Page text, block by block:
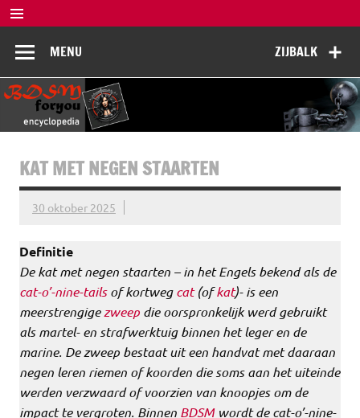
Doorgaan
naar
inhoud
BDSM
Encyclopedia
ZIJBALK
MENU
KAT MET NEGEN STAARTEN
30 oktober 2025
Definitie
De kat met negen staarten – in het Engels bekend als de
cat-o’-nine-tailsof kortwegcat(ofkat)- is een
meerstrengigezweep die oorspronkelijk werd gebruikt
als martel- en strafwerktuig binnen het leger en de
marine. De zweep bestaat uit een handvat met daaraan
negen leren riemen of koorden die soms aan het uiteinde
werden verzwaard of voorzien van knoopjes om de
impact te vergroten. Binnen BDSMwordt de cat-o’-nine-